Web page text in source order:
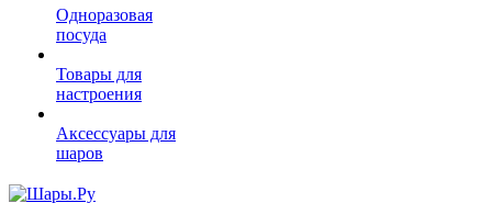
Одноразовая
посуда
Товары для
настроения
Аксессуары для
шаров